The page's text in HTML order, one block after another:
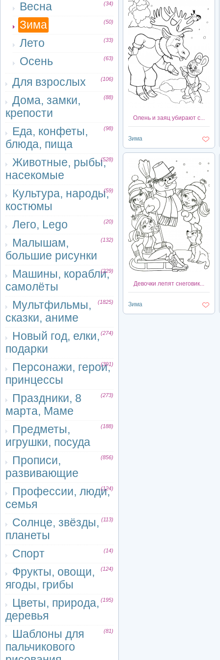
Весна
(34)
Зима (50)
Лето (33)
Осень (63)
Для взрослых (106)
Дома, замки,
крепости
(88)
Еда, конфеты,
блюда, пища
(98)
Животные, рыбы,
насекомые
(528)
Культура, народы,
костюмы
(59)
Лего, Lego (20)
Малышам,
большие рисунки
(132)
Машины, корабли,
самолёты
(229)
Мультфильмы,
сказки, аниме
(1825)
Новый год, елки,
подарки
(274)
Персонажи, герои,
принцессы
(391)
Праздники, 8
марта, Маме
(273)
Предметы,
игрушки, посуда
(188)
Прописи,
развивающие
(856)
Профессии, люди,
семья
(124)
Солнце, звёзды,
планеты
(113)
Спорт (14)
Фрукты, овощи,
ягоды, грибы
(124)
Цветы, природа,
деревья
(195)
Шаблоны для
пальчикового
(81)
Олень и заяц убирают с...
Зима
Девочки лепят снеговик...
Зима